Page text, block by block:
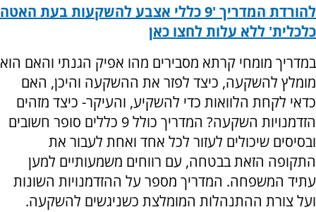
להורדת המדריך '9 כללי אצבע להשקעות בעת האטה
כלכלית' ללא עלות לחצו כאן
במדריך מומחי קרתא מסבירים מהו אפיק הגנתי והאם הוא
מומלץ להשקעה, כיצד לפזר את ההשקעה והיכן, האם
כדאי לקחת הלוואות כדי להשקיע, והעיקר- כיצד מזהים
הזדמנויות השקעה? המדריך כולל 9 כללים סופר חשובים
ובסיסים שיכולים לעזור לכל אחד ואחת לעבור את
התקופה הזאת בבטחה, עם רווחים משמעותיים למען
עתיד המשפחה. המדריך מספר על ההזדמנויות השונות
ועל צורת ההתנהלות המומלצת כשניגשים להשקעה.